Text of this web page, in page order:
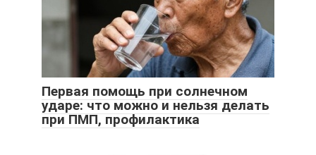
Первая помощь при солнечном
ударе: что можно и нельзя делать
при ПМП, профилактика